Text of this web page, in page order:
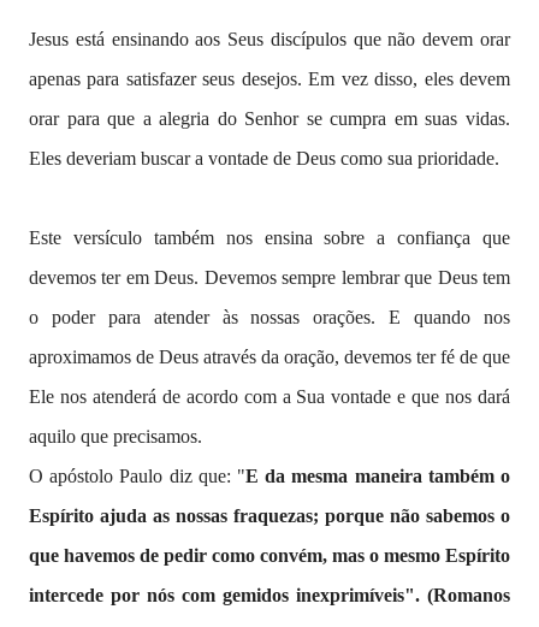
Jesus está ensinando aos Seus discípulos que não devem orar
apenas para satisfazer seus desejos. Em vez disso, eles devem
orar para que a alegria do Senhor se cumpra em suas vidas.
Eles deveriam buscar a vontade de Deus como sua prioridade.
Este versículo também nos ensina sobre a confiança que
devemos ter em Deus. Devemos sempre lembrar que Deus tem
o poder para atender às nossas orações. E quando nos
aproximamos de Deus através da oração, devemos ter fé de que
Ele nos atenderá de acordo com a Sua vontade e que nos dará
aquilo que precisamos.
O apóstolo Paulo diz que: "E da mesma maneira também o
Espírito ajuda as nossas fraquezas; porque não sabemos o
que havemos de pedir como convém, mas o mesmo Espírito
intercede por nós com gemidos inexprimíveis". (Romanos